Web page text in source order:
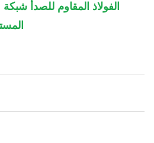
الفولاذ المقاوم للصدأ